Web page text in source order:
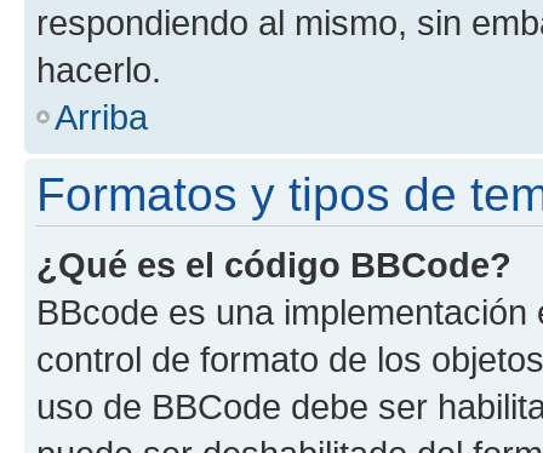
respondiendo al mismo, sin
hacerlo.
Arriba
Formatos y tipos de
¿Qué es el código BBCode?
BBcode es una
control de formato de los
uso de BBCode debe ser